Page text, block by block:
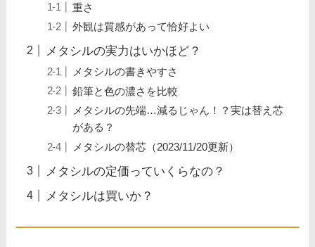
重さ
外観は質感があって恰好よい
メタシルの実力はいかほど？
メタシルの書きやすさ
鉛筆と色の濃さを比較
メタシルの先端…減るじゃん！？実は替え芯
がある？
メタシルの替芯（2023/11/20更新）
メタシルの定価っていくらなの？
メタシルは買いか？